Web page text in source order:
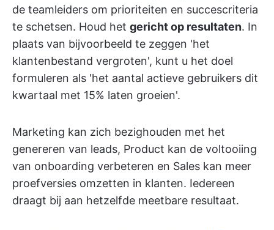
de teamleiders om prioriteiten en succescriteria
te schetsen. Houd het gericht op resultaten. In
plaats van bijvoorbeeld te zeggen 'het
klantenbestand vergroten', kunt u het doel
formuleren als 'het aantal actieve gebruikers dit
kwartaal met 15% laten groeien'.
Marketing kan zich bezighouden met het
genereren van leads, Product kan de voltooiing
van onboarding verbeteren en Sales kan meer
proefversies omzetten in klanten. Iedereen
draagt bij aan hetzelfde meetbare resultaat.